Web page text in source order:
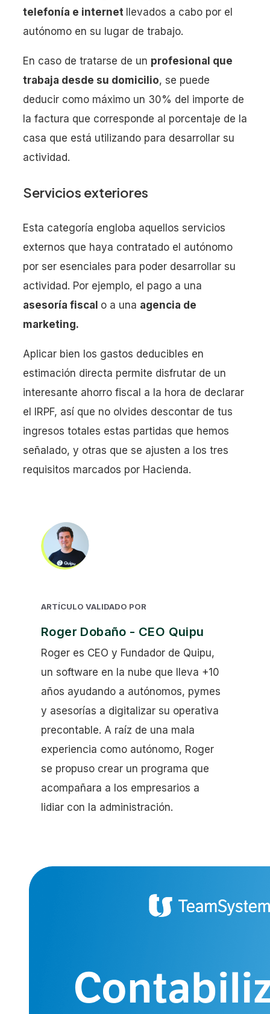
telefonía e internet llevados a cabo por el
autónomo en su lugar de trabajo.
En caso de tratarse de un profesional que
trabaja desde su domicilio, se puede
deducir como máximo un 30% del importe de
la factura que corresponde al porcentaje de la
casa que está utilizando para desarrollar su
actividad.
Servicios exteriores
Esta categoría engloba aquellos servicios
externos que haya contratado el autónomo
por ser esenciales para poder desarrollar su
actividad. Por ejemplo, el pago a una
asesoría fiscal o a una agencia de
marketing.
Aplicar bien los gastos deducibles en
estimación directa permite disfrutar de un
interesante ahorro fiscal a la hora de declarar
el IRPF, así que no olvides descontar de tus
ingresos totales estas partidas que hemos
señalado, y otras que se ajusten a los tres
requisitos marcados por Hacienda.
ARTÍCULO VALIDADO POR
Roger Dobaño - CEO Quipu
Roger es CEO y Fundador de Quipu,
un software en la nube que lleva +10
años ayudando a autónomos, pymes
y asesorías a digitalizar su operativa
precontable. A raíz de una mala
experiencia como autónomo, Roger
se propuso crear un programa que
acompañara a los empresarios a
lidiar con la administración.